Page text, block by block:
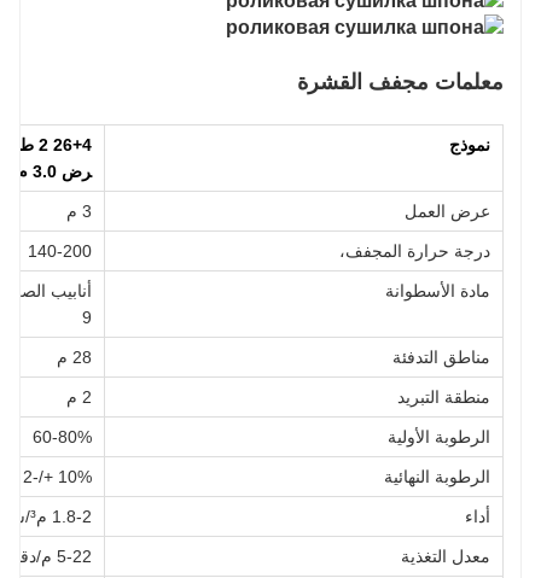
معلمات مجفف القشرة
نموذج
26+4 2 طابق مع غلاية
رض 3.0 م
عرض العمل 3 م
درجة حرارة المجفف، 140-200
مادة الأسطوانة
9
مناطق التدفئة 28 م
منطقة التبريد 2 م
الرطوبة الأولية 60-80%
الرطوبة النهائية 10% +/-2
أداء 1.8-2 م³/ساعة
معدل التغذية 5-22 م/دقيقة